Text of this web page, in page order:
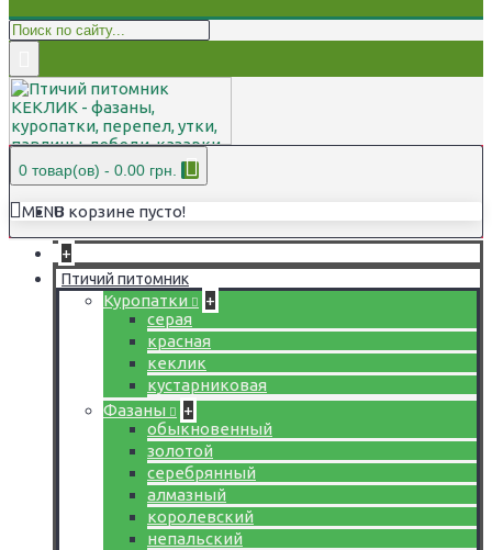
0 товар(ов) - 0.00 грн.
В корзине пусто!
MENU
+
Птичий питомник
Куропатки
+
серая
красная
кеклик
кустарниковая
Фазаны
+
обыкновенный
золотой
серебрянный
алмазный
королевский
непальский